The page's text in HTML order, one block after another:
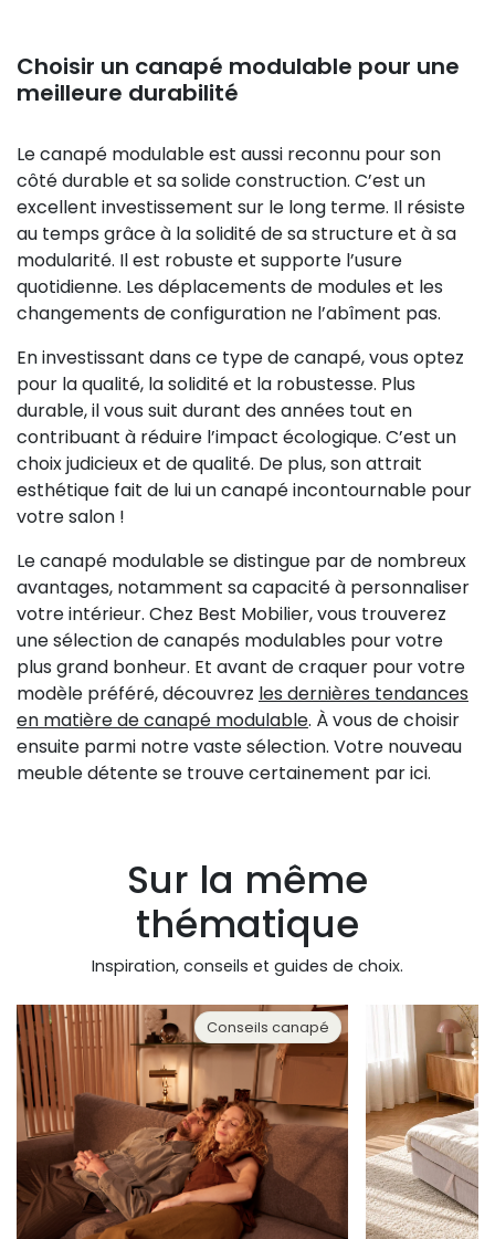
Choisir un canapé modulable pour une
meilleure durabilité
Le canapé modulable est aussi reconnu pour son
côté durable et sa solide construction. C’est un
excellent investissement sur le long terme. Il résiste
au temps grâce à la solidité de sa structure et à sa
modularité. Il est robuste et supporte l’usure
quotidienne. Les déplacements de modules et les
changements de configuration ne l’abîment pas.
En investissant dans ce type de canapé, vous optez
pour la qualité, la solidité et la robustesse. Plus
durable, il vous suit durant des années tout en
contribuant à réduire l’impact écologique. C’est un
choix judicieux et de qualité. De plus, son attrait
esthétique fait de lui un canapé incontournable pour
votre salon !
Le canapé modulable se distingue par de nombreux
avantages, notamment sa capacité à personnaliser
votre intérieur. Chez Best Mobilier, vous trouverez
une sélection de canapés modulables pour votre
plus grand bonheur. Et avant de craquer pour votre
modèle préféré, découvrez les dernières tendances
en matière de canapé modulable. À vous de choisir
ensuite parmi notre vaste sélection. Votre nouveau
meuble détente se trouve certainement par ici.
Sur la même
thématique
Inspiration, conseils et guides de choix.
Conseils canapé